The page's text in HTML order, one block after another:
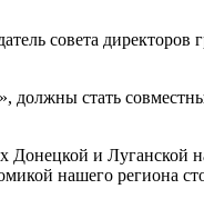
совета директоров
должны стать
Донецкой и Луганской
нашего региона